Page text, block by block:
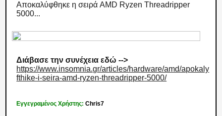
Αποκαλύφθηκε η σειρά AMD Ryzen Threadripper
5000...
Διάβασε την συνέχεια εδώ -->
https://www.insomnia.gr/articles/hardware/amd/apokaly
fthike-i-seira-amd-ryzen-threadripper-5000/
Εγγεγραμένος Χρήστης:Chris7